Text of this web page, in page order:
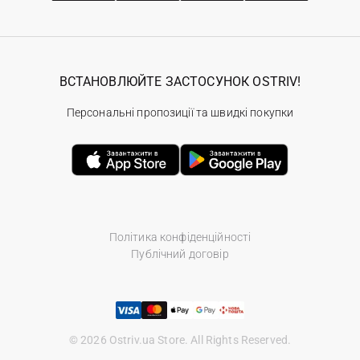
Політика конфіденційності
Публічний договір
© 2026 Ostriv.ua Store. All Rights Reserved.
ВСТАНОВЛЮЙТЕ ЗАСТОСУНОК OSTRIV!
Персональні пропозиції та швидкі покупки